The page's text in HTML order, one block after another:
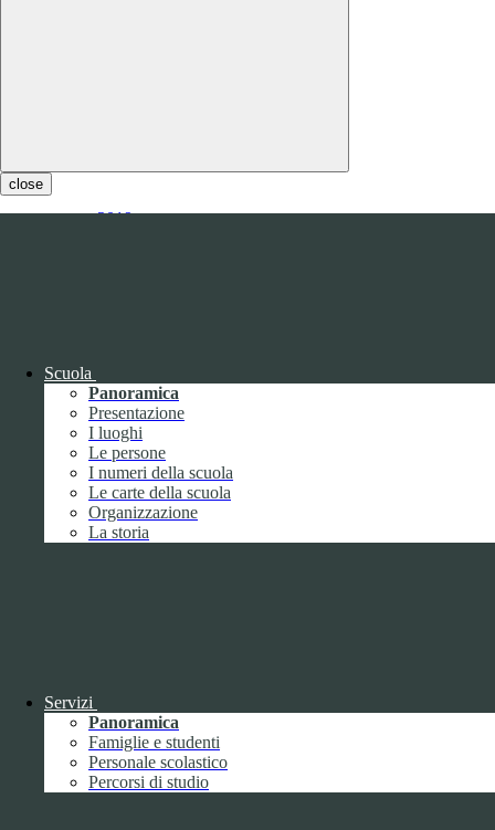
close
Scuola
Panoramica
Presentazione
I luoghi
Le persone
I numeri della scuola
Le carte della scuola
Organizzazione
La storia
Servizi
Panoramica
Famiglie e studenti
Personale scolastico
Percorsi di studio
2019
Settembre
Ottobre
Novembre
Dicembre
Maggio
Giugno2
Luglio
Agosto1